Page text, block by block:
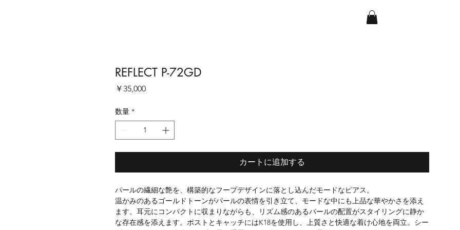
REFLECT P-72GD
￥35,000価
数量 *
カートに追加する
パールの繊細な艶を、構築的なフープデザインに落とし込んだモードなピアス。
温かみのあるゴールドトーンがパールの表情を引き立て、モードな中にも上品な華やかさを添え
ます。耳元にコンパクトに収まりながらも、リズム感のあるパールの配置がスタイリングに静か
な存在感を添えます。ポストとキャッチにはK18を使用し、上質さと快適な着け心地を両立。シー